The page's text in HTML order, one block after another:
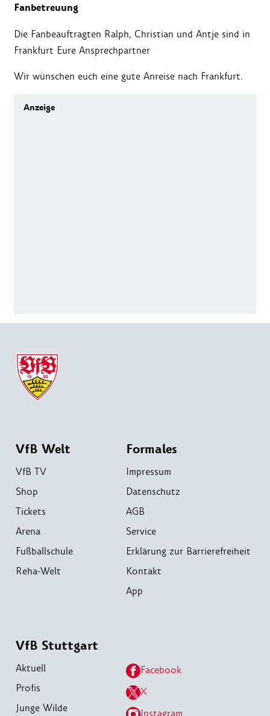
Fanbetreuung
Die Fanbeauftragten Ralph, Christian und Antje sind in
Frankfurt Eure Ansprechpartner
Wir wünschen euch eine gute Anreise nach Frankfurt.
VfB Welt
VfB TV
Shop
Tickets
Arena
Fußballschule
Reha-Welt
Formales
Impressum
Datenschutz
AGB
Service
Erklärung zur Barrierefreiheit
Kontakt
App
VfB Stuttgart
Aktuell
Profis
Junge Wilde
Facebook
X
Instagram